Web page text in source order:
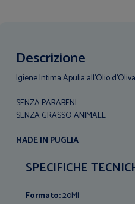
Descrizione
Igiene Intima Apulia all’Olio
SENZA PARABENI
SENZA GRASSO ANIMALE
MADE IN PUGLIA
SPECIFICHE
Formato:20Ml